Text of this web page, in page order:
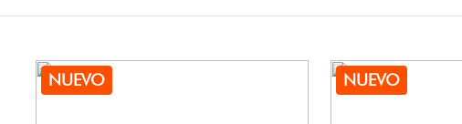
NUEVO NUEVO